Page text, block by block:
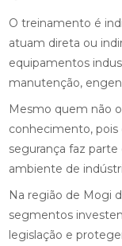
O treinamento é
atuam direta ou
equipamentos
manutenção,
Mesmo quem não
conhecimento, pois
segurança faz
ambiente de
Na região de Mogi
segmentos
legislação e